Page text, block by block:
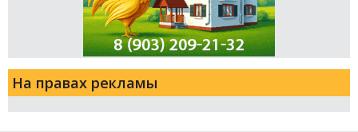
На правах рекламы